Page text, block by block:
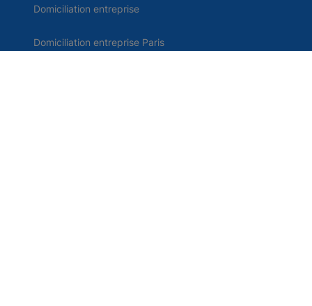
Domiciliation entreprise
Domiciliation entreprise Paris